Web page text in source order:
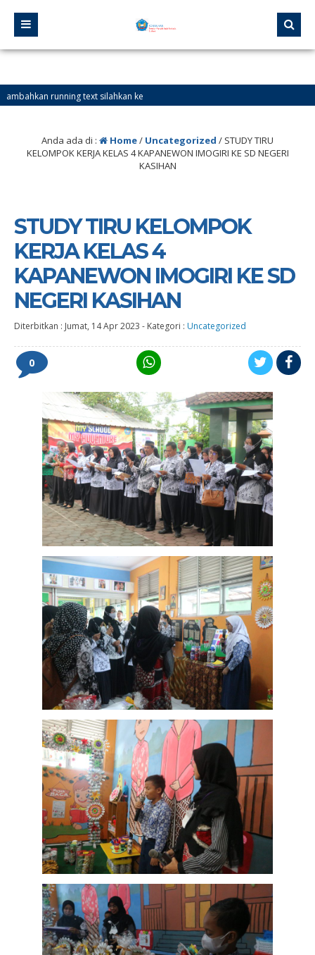
running text silahkan ke
Anda ada di : Home/ Uncategorized / STUDY TIRU
KELOMPOK KERJA KELAS 4 KAPANEWON IMOGIRI KE SD NEGERI
KASIHAN
STUDY TIRU KELOMPOK
KERJA KELAS 4
KAPANEWON IMOGIRI KE SD
NEGERI KASIHAN
Diterbitkan : Jumat, 14 Apr 2023 - Kategori : Uncategorized
0